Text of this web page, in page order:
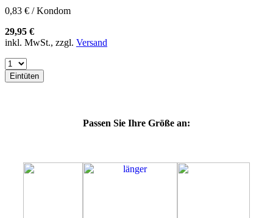
60J
60K
60L
64E
64L
64M
0,83 € / Kondom
29,95 €
inkl. MwSt., zzgl. Versand
Eintüten
Passen Sie Ihre Größe an: